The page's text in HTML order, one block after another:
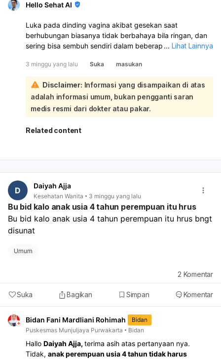
Hello Sehat AI
Luka pada dinding vagina akibat gesekan saat
berhubungan biasanya tidak berbahaya bila ringan, dan
sering bisa sembuh sendiri dalam beberapa hari. Namun,
membaik, sebaiknya periksa ke dokter kandungan. Untuk
sementara, bersihkan area vagina dengan lembut, jangan
digaruk, hindari hubungan seksual dulu, jangan douching,
dan boleh berendam air hangat. Keputihan yang banyak
tapi tidak berbau bisa saja masih normal, tetapi kalau
disertai gatal, perih, berubah warna, atau makin banyak,
perlu diperiksa karena bisa ada infeksi atau gangguan
terus-menerus, cairan tidak biasa, demam, atau nyeri
... Lihat Lainnya
3 minggu yang lalu Suka masukan
Disclaimer: Informasi yang disampaikan di atas
adalah informasi umum, bukan pengganti saran
medis resmi dari dokter atau pakar.
Related content
D Daiyah Ajja
Kesehatan Wanita 3 minggu yang lalu
Bu bid kalo anak usia 4 tahun perempuan itu hrus
Bu bid kalo anak usia 4 tahun perempuan itu hrus bngt
disunat
Umum
Suka Bagikan Simpan Komentar
2 Komentar
Bidan Fani Mardliani Rohimah
Bidan
Puskesmas Munjuljaya Purwakarta
Bidan
Hallo Daiyah Ajja, terima asih atas pertanyaan nya.
Tidak, anak perempuan usia 4 tahun tidak harus